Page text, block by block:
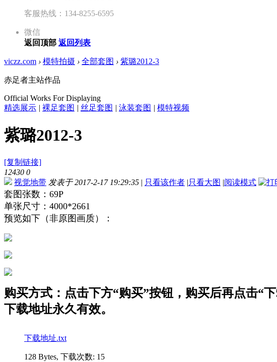
客服热线：134-8255-6595
微信
返回顶部 返回列表
viczz.com › 模特拍摄 › 全部套图 › 紫璐2012-3
赤足者主站作品
Official Works For Displaying
精选展示 | 裸足套图 | 丝足套图 | 泳装套图 | 模特视频
紫璐2012-3
[复制链接]
12430 0
视觉地带 发表于 2017-2-17 19:29:35 | 只看该作者 |只看大图 |阅读模式
套图张数：69P
单张尺寸：4000*2661
预览如下（非原图画质）：
购买方式：点击下方“购买”按钮，购买后再点击“下
下载地址永久有效。
下载地址.txt
128 Bytes, 下载次数: 15